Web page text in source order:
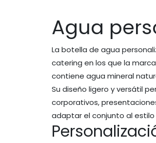
Agua
La botella de agua
catering en los que la
contiene agua mineral
Su diseño ligero y versátil
corporativos,
adaptar el conjunto al